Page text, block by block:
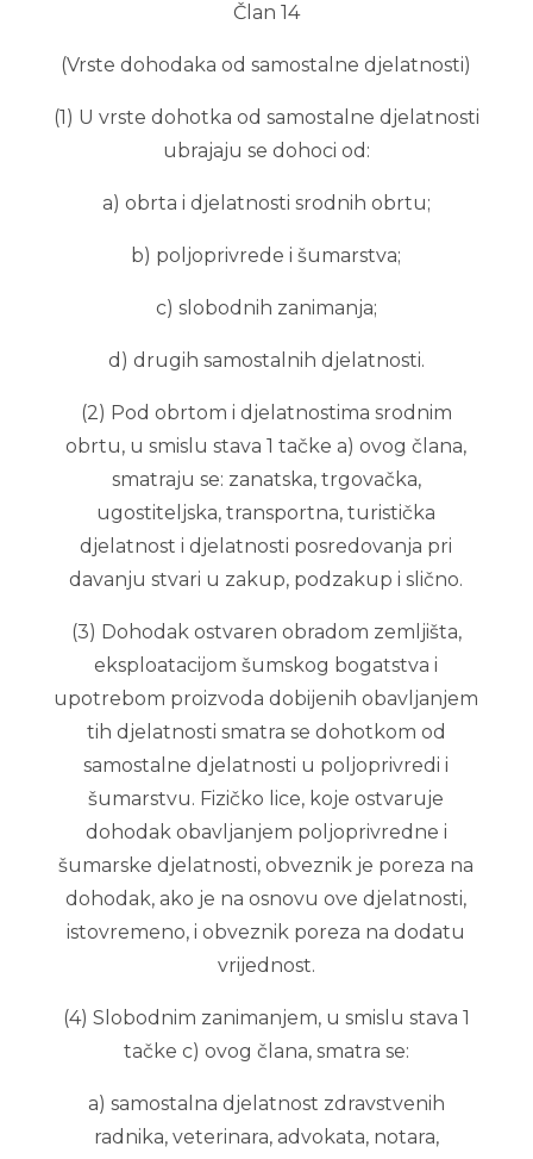
Član 14
(Vrste dohodaka od samostalne djelatnosti)
(1) U vrste dohotka od samostalne djelatnosti
ubrajaju se dohoci od:
a) obrta i djelatnosti srodnih obrtu;
b) poljoprivrede i šumarstva;
c) slobodnih zanimanja;
d) drugih samostalnih djelatnosti.
(2) Pod obrtom i djelatnostima srodnim
obrtu, u smislu stava 1 tačke a) ovog člana,
smatraju se: zanatska, trgovačka,
ugostiteljska, transportna, turistička
djelatnost i djelatnosti posredovanja pri
davanju stvari u zakup, podzakup i slično.
(3) Dohodak ostvaren obradom zemljišta,
eksploatacijom šumskog bogatstva i
upotrebom proizvoda dobijenih obavljanjem
tih djelatnosti smatra se dohotkom od
samostalne djelatnosti u poljoprivredi i
šumarstvu. Fizičko lice, koje ostvaruje
dohodak obavljanjem poljoprivredne i
šumarske djelatnosti, obveznik je poreza na
dohodak, ako je na osnovu ove djelatnosti,
istovremeno, i obveznik poreza na dodatu
vrijednost.
(4) Slobodnim zanimanjem, u smislu stava 1
tačke c) ovog člana, smatra se:
a) samostalna djelatnost zdravstvenih
radnika, veterinara, advokata, notara,